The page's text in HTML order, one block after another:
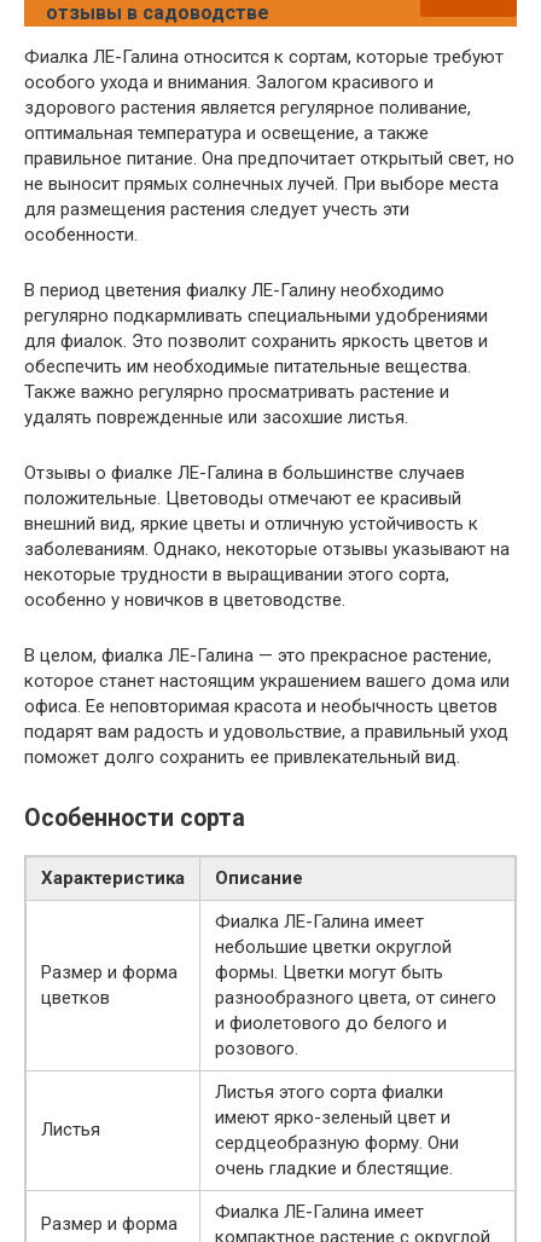
отзывы в садоводстве
Фиалка ЛЕ-Галина относится к сортам, которые требуют
особого ухода и внимания. Залогом красивого и
здорового растения является регулярное поливание,
оптимальная температура и освещение, а также
правильное питание. Она предпочитает открытый свет, но
не выносит прямых солнечных лучей. При выборе места
для размещения растения следует учесть эти
особенности.
В период цветения фиалку ЛЕ-Галину необходимо
регулярно подкармливать специальными удобрениями
для фиалок. Это позволит сохранить яркость цветов и
обеспечить им необходимые питательные вещества.
Также важно регулярно просматривать растение и
удалять поврежденные или засохшие листья.
Отзывы о фиалке ЛЕ-Галина в большинстве случаев
положительные. Цветоводы отмечают ее красивый
внешний вид, яркие цветы и отличную устойчивость к
заболеваниям. Однако, некоторые отзывы указывают на
некоторые трудности в выращивании этого сорта,
особенно у новичков в цветоводстве.
В целом, фиалка ЛЕ-Галина — это прекрасное растение,
которое станет настоящим украшением вашего дома или
офиса. Ее неповторимая красота и необычность цветов
подарят вам радость и удовольствие, а правильный уход
поможет долго сохранить ее привлекательный вид.
Особенности сорта
Характеристика Описание
Размер и форма
цветков
Фиалка ЛЕ-Галина имеет
небольшие цветки округлой
формы. Цветки могут быть
разнообразного цвета, от синего
и фиолетового до белого и
розового.
Листья
Листья этого сорта фиалки
имеют ярко-зеленый цвет и
сердцеобразную форму. Они
очень гладкие и блестящие.
Размер и форма
Фиалка ЛЕ-Галина имеет
компактное растение c округлой